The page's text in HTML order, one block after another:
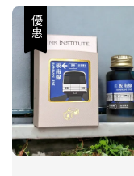
優惠